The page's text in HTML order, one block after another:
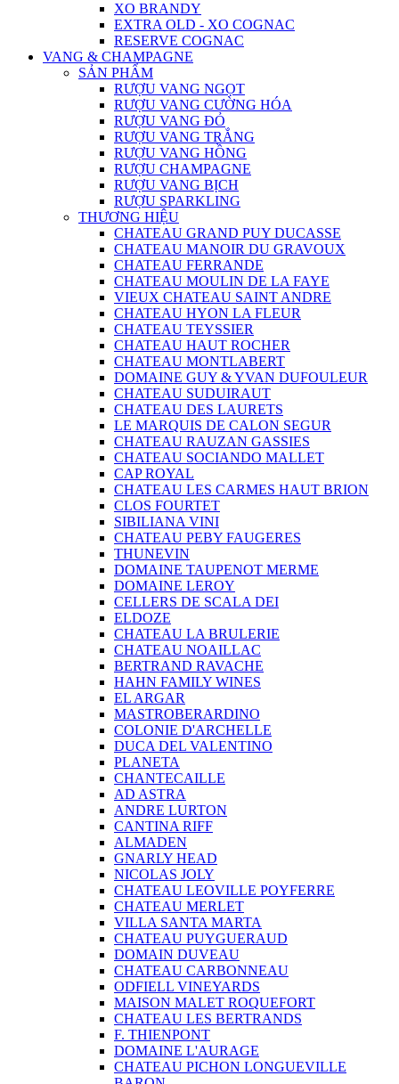
XO BRANDY
EXTRA OLD - XO COGNAC
RESERVE COGNAC
VANG & CHAMPAGNE
SẢN PHẨM
RƯỢU VANG NGỌT
RƯỢU VANG CƯỜNG HÓA
RƯỢU VANG ĐỎ
RƯỢU VANG TRẮNG
RƯỢU VANG HỒNG
RƯỢU CHAMPAGNE
RƯỢU VANG BỊCH
RƯỢU SPARKLING
THƯƠNG HIỆU
CHATEAU GRAND PUY DUCASSE
CHATEAU MANOIR DU GRAVOUX
CHATEAU FERRANDE
CHATEAU MOULIN DE LA FAYE
VIEUX CHATEAU SAINT ANDRE
CHATEAU HYON LA FLEUR
CHATEAU TEYSSIER
CHATEAU HAUT ROCHER
CHATEAU MONTLABERT
DOMAINE GUY & YVAN DUFOULEUR
CHATEAU SUDUIRAUT
CHATEAU DES LAURETS
LE MARQUIS DE CALON SEGUR
CHATEAU RAUZAN GASSIES
CHATEAU SOCIANDO MALLET
CAP ROYAL
CHATEAU LES CARMES HAUT BRION
CLOS FOURTET
SIBILIANA VINI
CHATEAU PEBY FAUGERES
THUNEVIN
DOMAINE TAUPENOT MERME
DOMAINE LEROY
CELLERS DE SCALA DEI
ELDOZE
CHATEAU LA BRULERIE
CHATEAU NOAILLAC
BERTRAND RAVACHE
HAHN FAMILY WINES
EL ARGAR
MASTROBERARDINO
COLONIE D'ARCHELLE
DUCA DEL VALENTINO
PLANETA
CHANTECAILLE
AD ASTRA
ANDRE LURTON
CANTINA RIFF
ALMADEN
GNARLY HEAD
NICOLAS JOLY
CHATEAU LEOVILLE POYFERRE
CHATEAU MERLET
VILLA SANTA MARTA
CHATEAU PUYGUERAUD
DOMAIN DUVEAU
CHATEAU CARBONNEAU
ODFIELL VINEYARDS
MAISON MALET ROQUEFORT
CHATEAU LES BERTRANDS
F. THIENPONT
DOMAINE L'AURAGE
CHATEAU PICHON LONGUEVILLE